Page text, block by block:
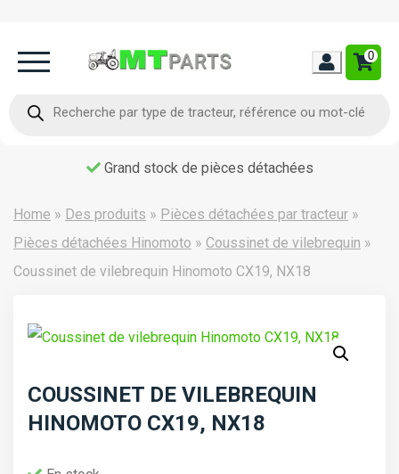
0
produits
Grand stock de pièces détachées
Home » Des produits » Pièces détachées par tracteur »
Pièces détachées Hinomoto » Coussinet de vilebrequin »
Coussinet de vilebrequin Hinomoto CX19, NX18
COUSSINET DE VILEBREQUIN
HINOMOTO CX19, NX18